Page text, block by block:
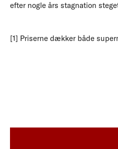
efter nogle års stagnation
[1] Priserne dækker både